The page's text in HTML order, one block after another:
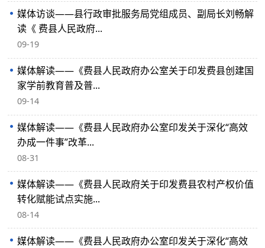
媒体访谈——县行政审批服务局党组成员、副局长刘畅解
读《 费县人民政府...
09-19
媒体解读——《费县人民政府办公室关于印发费县创建国
家学前教育普及普...
09-14
媒体解读——《费县人民政府办公室印发关于深化“高效
办成一件事”改革...
08-31
媒体解读——《费县人民政府关于印发费县农村产权价值
转化赋能试点实施...
08-14
媒体解读——《费县人民政府办公室印发关于深化“高效